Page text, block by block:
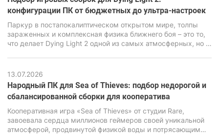
конфигурации ПК от бюджетных до ультра-настроек
Паркур в постапокалиптическом открытом мире, толпы
зараженных и комплексная физика ближнего боя – это то,
что делает Dying Light 2 одной из самых атмосферных, но в
который за красивую картинку, продвинутую симуляцию и
реалистичную физику требует повышенной
производительности от ПК.
13.07.2026
Народный ПК для Sea of Thieves: подбор недорогой и
сбалансированной сборки для кооператива
Кооперативная игра «Sea of Thieves» от студии Rare,
завоевала сердца миллионов геймеров своей уникальной
атмосферой, продвинутой физикой воды и потрясающим